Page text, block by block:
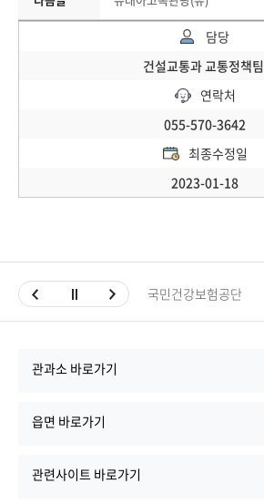
담당
건설교통과 교통정책팀
연락처
055-570-3642
최종수정일
2023-01-18
국민건강보험공단
관과소 바로가기
읍면 바로가기
관련사이트 바로가기